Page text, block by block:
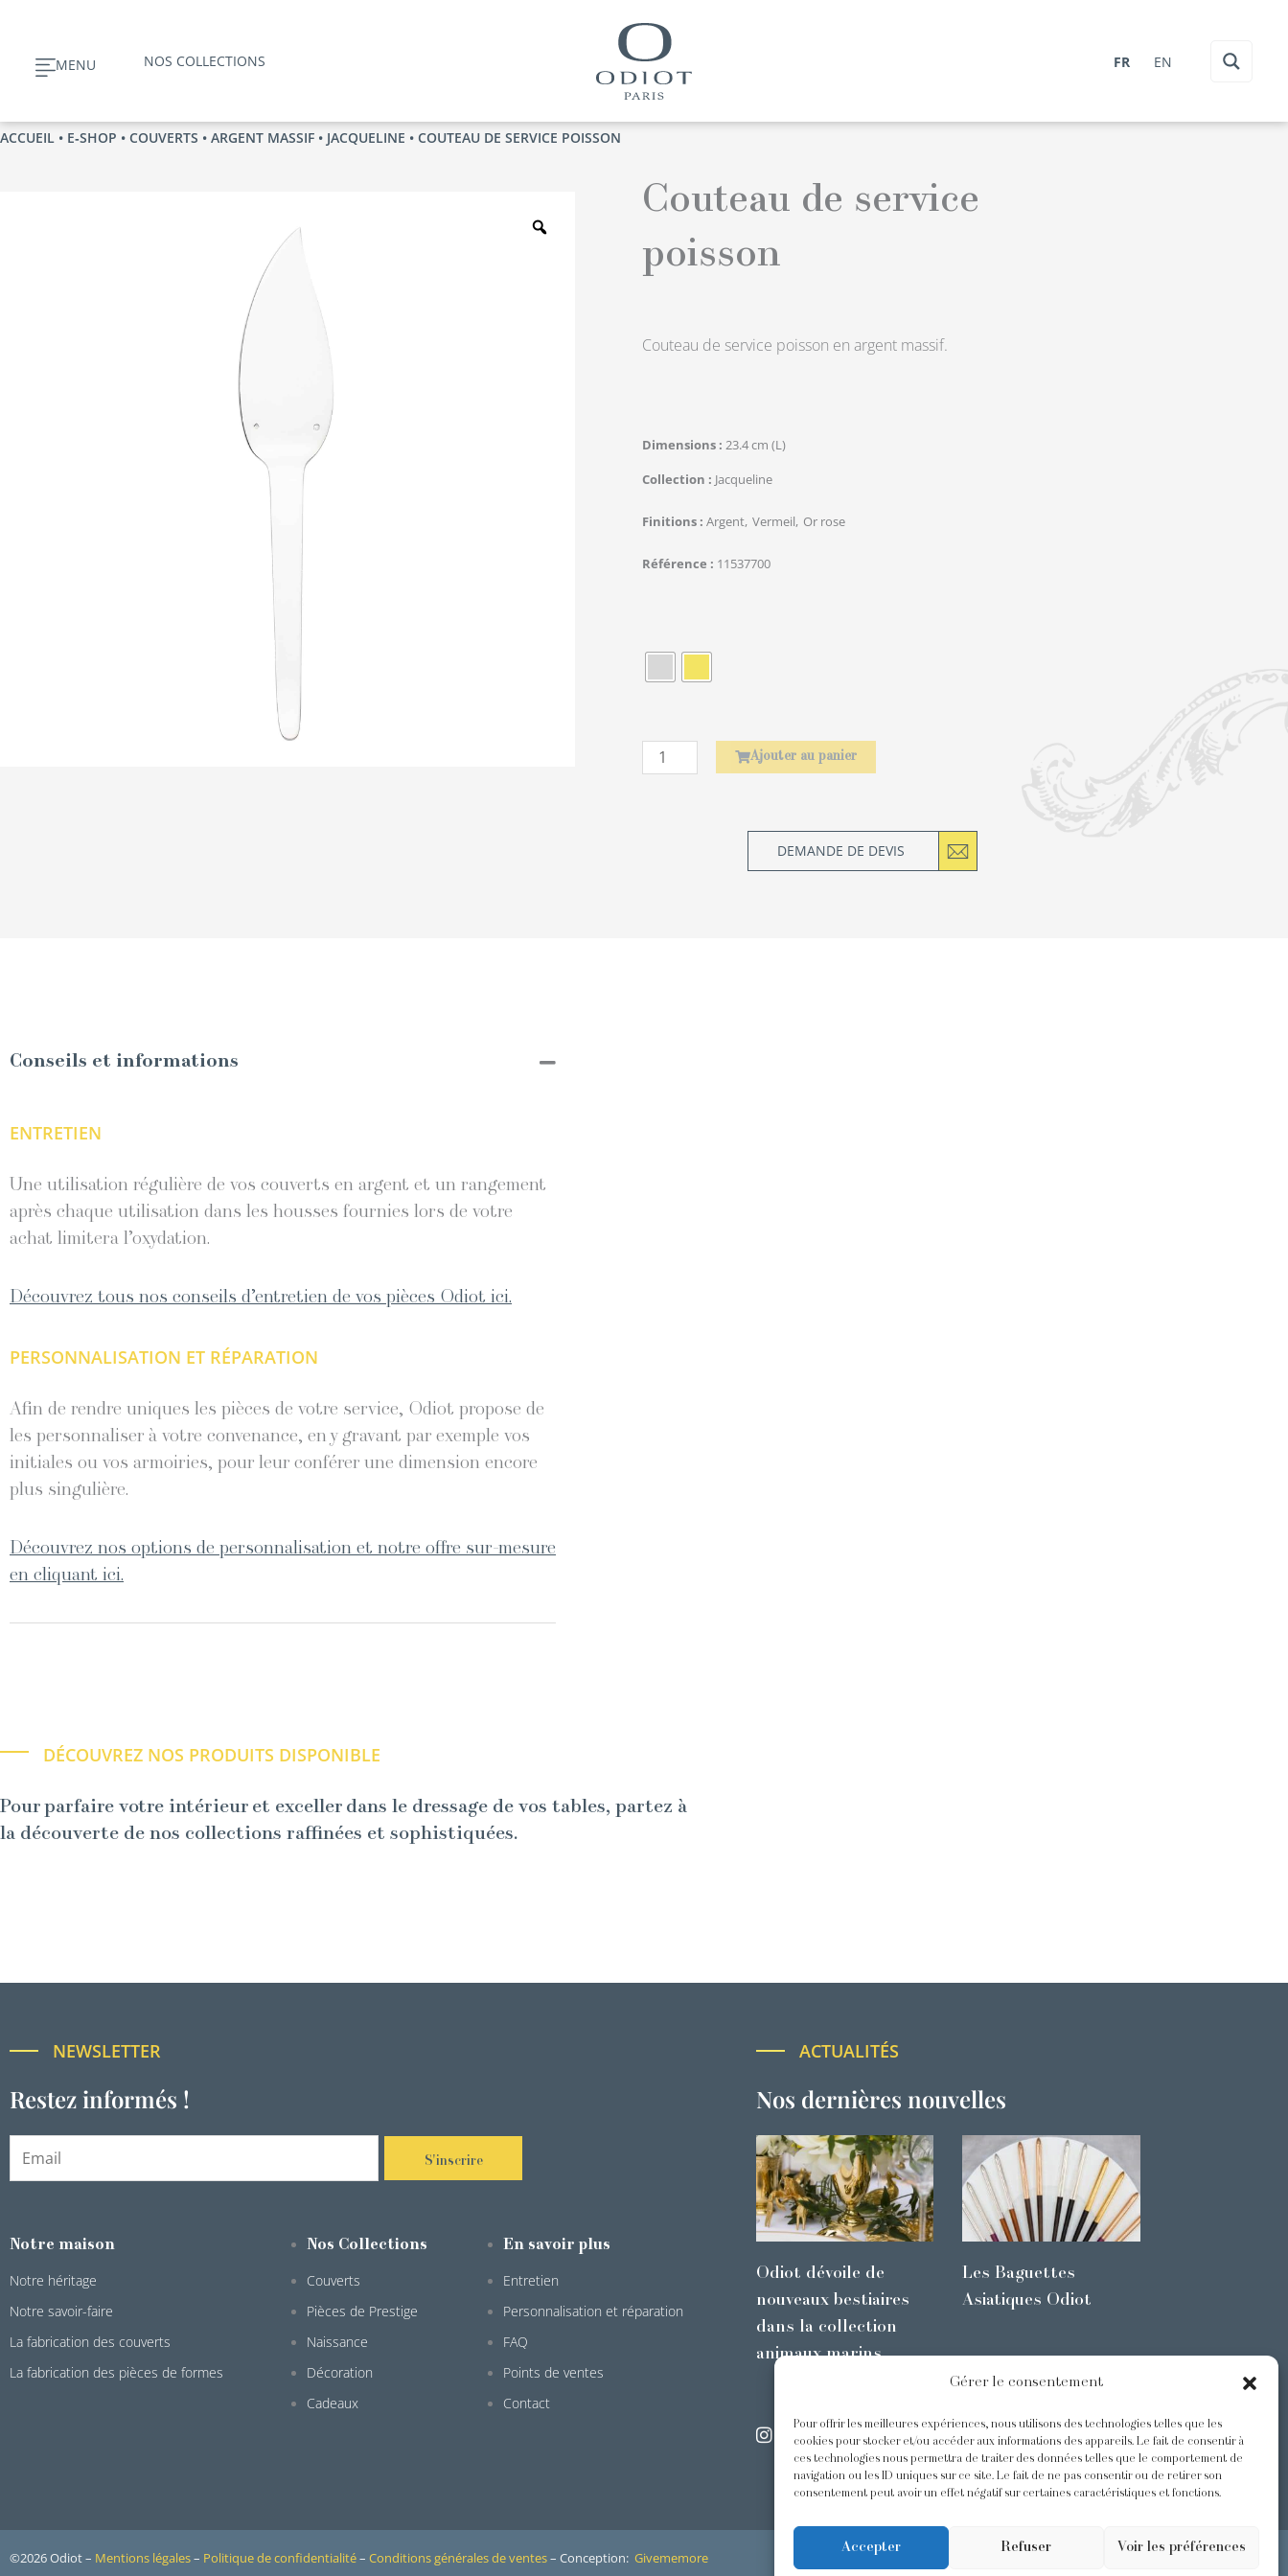
Gérer le consentement
Pour offrir les meilleures expériences, nous utilisons des technologies telles que les
cookies pour stocker et/ou accéder aux informations des appareils. Le fait de consentir à
ces technologies nous permettra de traiter des données telles que le comportement de
navigation ou les ID uniques sur ce site. Le fait de ne pas consentir ou de retirer son
consentement peut avoir un effet négatif sur certaines caractéristiques et fonctions.
Accepter Refuser Voir les préférences
contenuMENU NOS COLLECTIONS FR EN
ACCUEIL • E‑SHOP • COUVERTS • ARGENT MASSIF • JACQUELINE • COUTEAU DE SERVICE POISSON
Couteau de service
poisson
Couteau de service poisson en argent massif.
Dimensions
23.4 cm (L)
Collection
Jacqueline
Finitions Argent Vermeil Or rose
Référence 11537700
Laurier
Ajouter au panier
DEMANDE DE DEVIS
Conseils et informations
ENTRETIEN
Une utilisation régulière de vos couverts en argent et un rangement
après chaque utilisation dans les housses fournies lors de votre
achat limitera l’oxydation.
Découvrez tous nos conseils d’entretien de vos pièces Odiot ici.
PERSONNALISATION ET RÉPARATION
Afin de rendre uniques les pièces de votre service, Odiot propose de
les personnaliser à votre convenance, en y gravant par exemple vos
initiales ou vos armoiries, pour leur conférer une dimension encore
plus singulière.
Découvrez nos options de personnalisation et notre offre sur-mesure
en cliquant ici.
DÉCOUVREZ NOS PRODUITS DISPONIBLE
Pour parfaire votre intérieur et exceller dans le dressage de vos tables, partez à
la découverte de nos collections raffinées et sophistiquées.
NEWSLETTER
Restez informés !
S'inscrire
Notre maison
Notre héritage
Notre savoir-faire
La fabrication des couverts
La fabrication des pièces de formes
Nos Collections
Couverts
Pièces de Prestige
Naissance
Décoration
Cadeaux
En savoir plus
Entretien
Personnalisation et réparation
FAQ
Points de ventes
Contact
ACTUALITÉS
Nos dernières nouvelles
Odiot dévoile de
nouveaux bestiaires
dans la collection
animaux marins
Les Baguettes
Asiatiques Odiot
@odiot.paris @Odiot
©2026 Odiot – Mentions légales– Politique de confidentialité– Conditions générales de ventes– Conception: Givememore